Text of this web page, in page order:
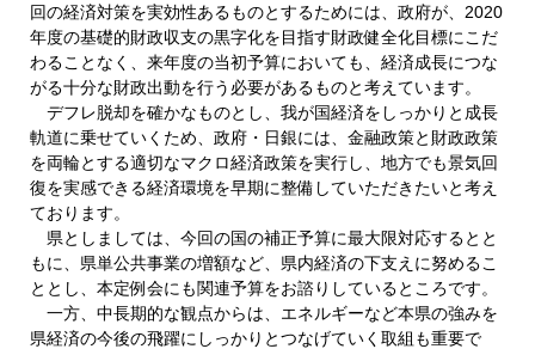
回の経済対策を実効性あるものとするためには、政府が、2020
年度の基礎的財政収支の黒字化を目指す財政健全化目標にこだ
わることなく、来年度の当初予算においても、経済成長につな
がる十分な財政出動を行う必要があるものと考えています。
デフレ脱却を確かなものとし、我が国経済をしっかりと成長
軌道に乗せていくため、政府・日銀には、金融政策と財政政策
を両輪とする適切なマクロ経済政策を実行し、地方でも景気回
復を実感できる経済環境を早期に整備していただきたいと考え
ております。
県としましては、今回の国の補正予算に最大限対応するとと
もに、県単公共事業の増額など、県内経済の下支えに努めるこ
ととし、本定例会にも関連予算をお諮りしているところです。
一方、中長期的な観点からは、エネルギーなど本県の強みを
県経済の今後の飛躍にしっかりとつなげていく取組も重要で